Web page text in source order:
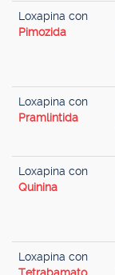
Loxapina con
Pimozida
Loxapina con
Pramlintida
Loxapina con
Quinina
Loxapina con